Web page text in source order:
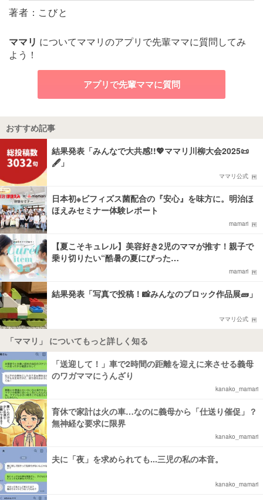
著者：こびと
ママリ についてママリのアプリで先輩ママに質問してみ
よう！
アプリで先輩ママに質問
おすすめ記事
結果発表「みんなで大共感!!💖ママリ川柳大会2025📜
🖋️」
ママリ公式
日本初※ビフィズス菌配合の『安心』を味方に。明治ほ
ほえみセミナー体験レポート
mamari
【夏こそキュレル】美容好き2児のママが推す！親子で
乗り切りたい“酷暑の夏にぴった…
mamari
結果発表「写真で投稿！📸みんなのブロック作品展🧱」
ママリ公式
「ママリ」 についてもっと詳しく知る
「送迎して！」車で2時間の距離を迎えに来させる義母
のワガママにうんざり
kanako_mamari
育休で家計は火の車…なのに義母から「仕送り催促」？
無神経な要求に限界
kanako_mamari
夫に「夜」を求められても...三児の私の本音。
kanako_mamari